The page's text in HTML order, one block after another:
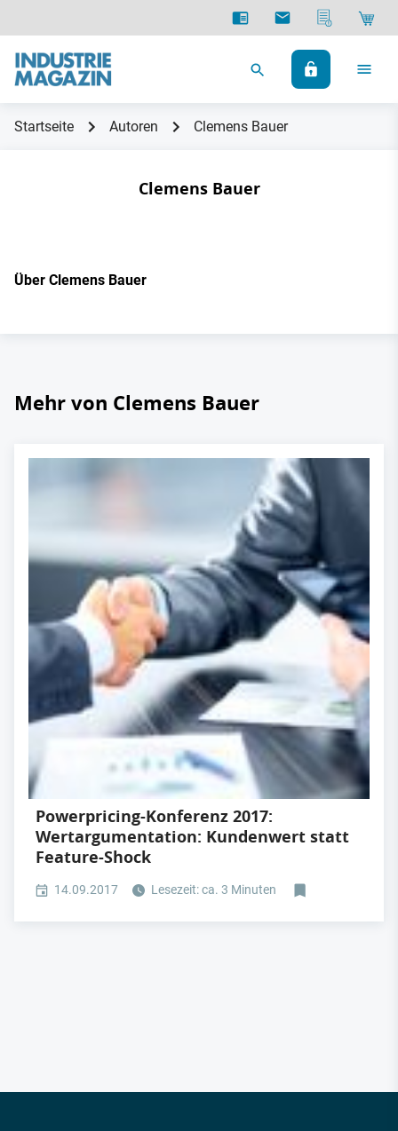
Startseite Autoren Clemens Bauer
Clemens Bauer
Über Clemens Bauer
Mehr von Clemens Bauer
Powerpricing-Konferenz 2017:
Wertargumentation: Kundenwert statt
Feature-Shock
14.09.2017 Lesezeit: ca. 3 Minuten